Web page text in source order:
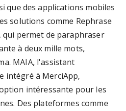
que des applications mobiles
solutions comme Rephrase
permet de paraphraser
à deux mille mots,
MAIA, l'assistant
intégré à MerciApp,
intéressante pour les
Des plateformes comme